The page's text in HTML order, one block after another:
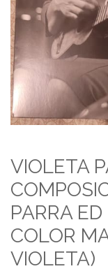
VIOLETA
PARRA
COLOR
VIOLETA)